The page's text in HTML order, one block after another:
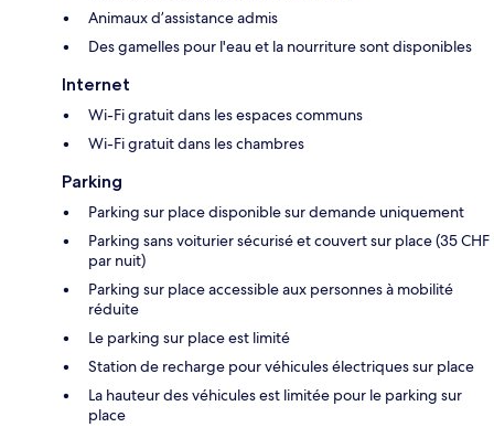
Animaux d’assistance admis
Des gamelles pour l'eau et la nourriture sont disponibles
Internet
Wi-Fi gratuit dans les espaces communs
Wi-Fi gratuit dans les chambres
Parking
Parking sur place disponible sur demande uniquement
Parking sans voiturier sécurisé et couvert sur place (35 CHF
par nuit)
Parking sur place accessible aux personnes à mobilité
réduite
Le parking sur place est limité
Station de recharge pour véhicules électriques sur place
La hauteur des véhicules est limitée pour le parking sur
place